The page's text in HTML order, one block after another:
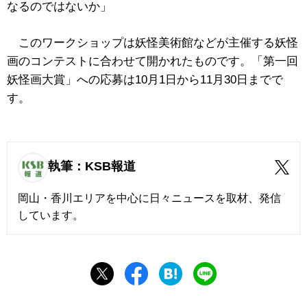
なるのではないか」
このワークショップは妖怪美術館などが主催する妖怪
画のコンテストに合わせて開かれたものです。「第一回
妖怪画大賞」への応募は10月1日から11月30日までで
す。
執筆：KSB報道
岡山・香川エリアを中心に日々ニュースを取材、発信
しています。